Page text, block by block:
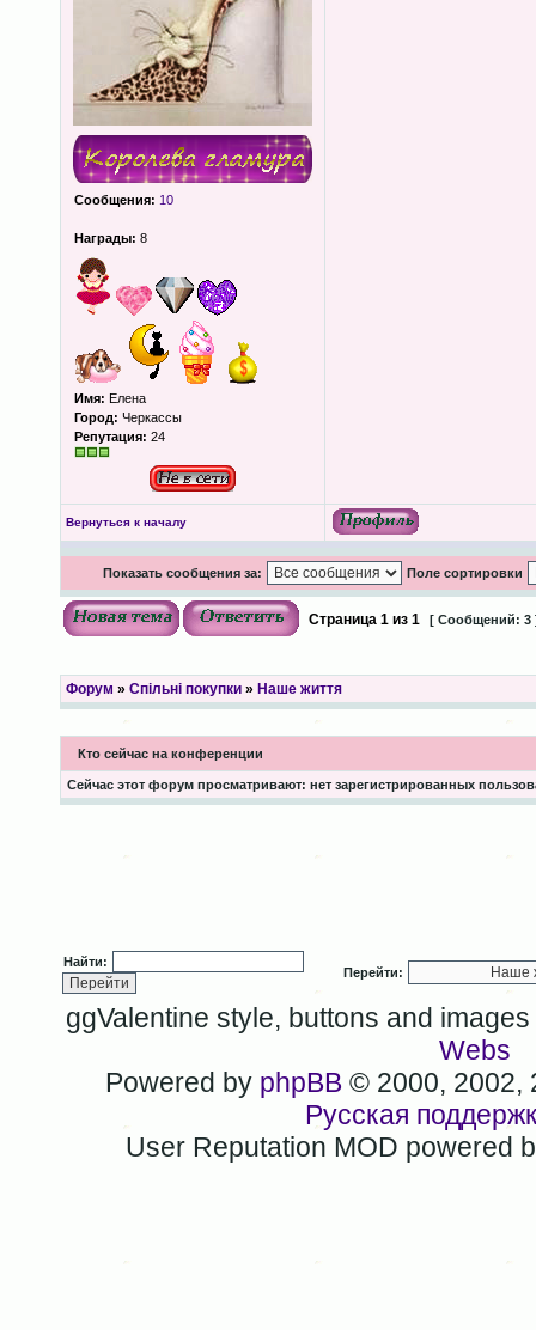
Сообщения: 10
Награды: 8
Имя: Елена
Город: Черкассы
Репутация: 24
Вернуться к началу
Показать сообщения за: Поле сортировки
Страница 1из 1 [ Сообщений: 3
Форум » Спільні покупки» Наше життя
Кто сейчас на конференции
Сейчас этот форум просматривают: нет зарегистрированных
Найти:
Перейти:
ggValentine style, buttons and
Webs
Powered by phpBB © 2000, 2002,
Русская
User Reputation MOD powered